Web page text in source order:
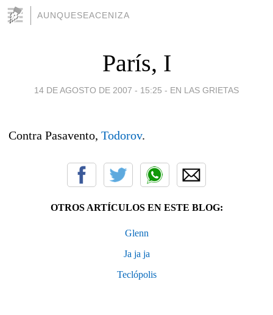
AUNQUESEACENIZA
París, I
14 DE AGOSTO DE 2007 - 15:25 - EN LAS GRIETAS
Contra Pasavento, Todorov.
OTROS ARTÍCULOS EN ESTE BLOG:
Glenn
Ja ja ja
Teclópolis